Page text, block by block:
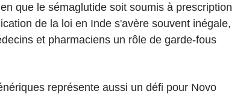
que le sémaglutide soit soumis à prescription
de la loi en Inde s'avère souvent inégale,
et pharmaciens un rôle de garde-fous
représente aussi un défi pour Novo